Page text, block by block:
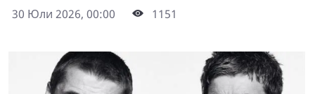
30 Юли 2026, 00:00
1151